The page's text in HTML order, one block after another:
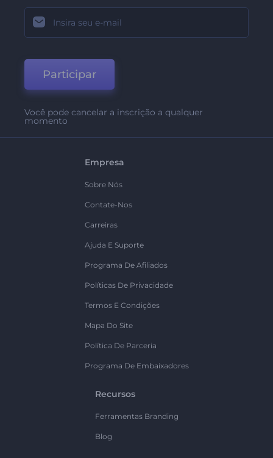
Participar
Você pode cancelar a inscrição a qualquer
momento
Empresa
Sobre Nós
Contate-Nos
Carreiras
Ajuda E Suporte
Programa De Afiliados
Políticas De Privacidade
Termos E Condições
Mapa Do Site
Política De Parceria
Programa De Embaixadores
Recursos
Ferramentas Branding
Blog